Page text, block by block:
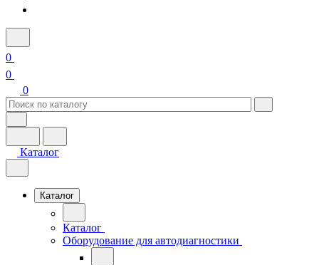
0
0
0
Каталог
Каталог
Каталог
Оборудование для автодиагностики